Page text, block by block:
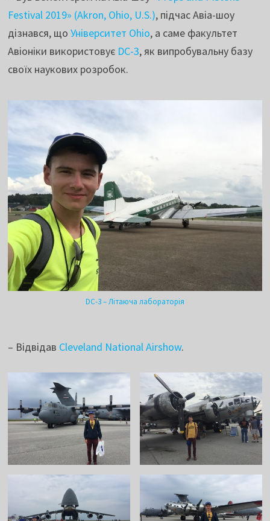
Festival 2019» (Akron, Ohio, U.S.), підчас Авіа-шоу
дізнався, що Університет Ohio, а саме факультет
Авіоніки використовує DC-3, як випробувальну базу
своїх наукових розробок.
DC-3 – Літаюча лабораторія
– Відвідав Cleveland National Airshow.